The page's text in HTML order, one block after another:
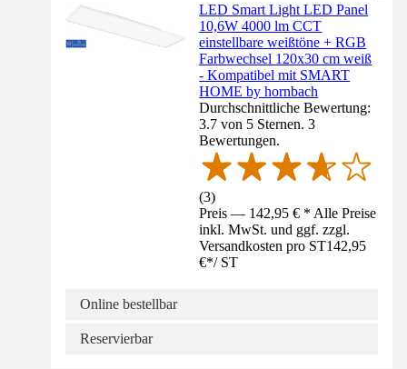
LED Smart Light LED Panel
10,6W 4000 lm CCT
einstellbare weißtöne + RGB
Farbwechsel 120x30 cm weiß
- Kompatibel mit SMART
HOME by hornbach
Durchschnittliche Bewertung:
3.7 von 5 Sternen. 3
Bewertungen.
(3)
Preis — 142,95 € * Alle Preise
inkl. MwSt. und ggf. zzgl.
Versandkosten pro ST142,95
€*/ ST
Online bestellbar
Reservierbar